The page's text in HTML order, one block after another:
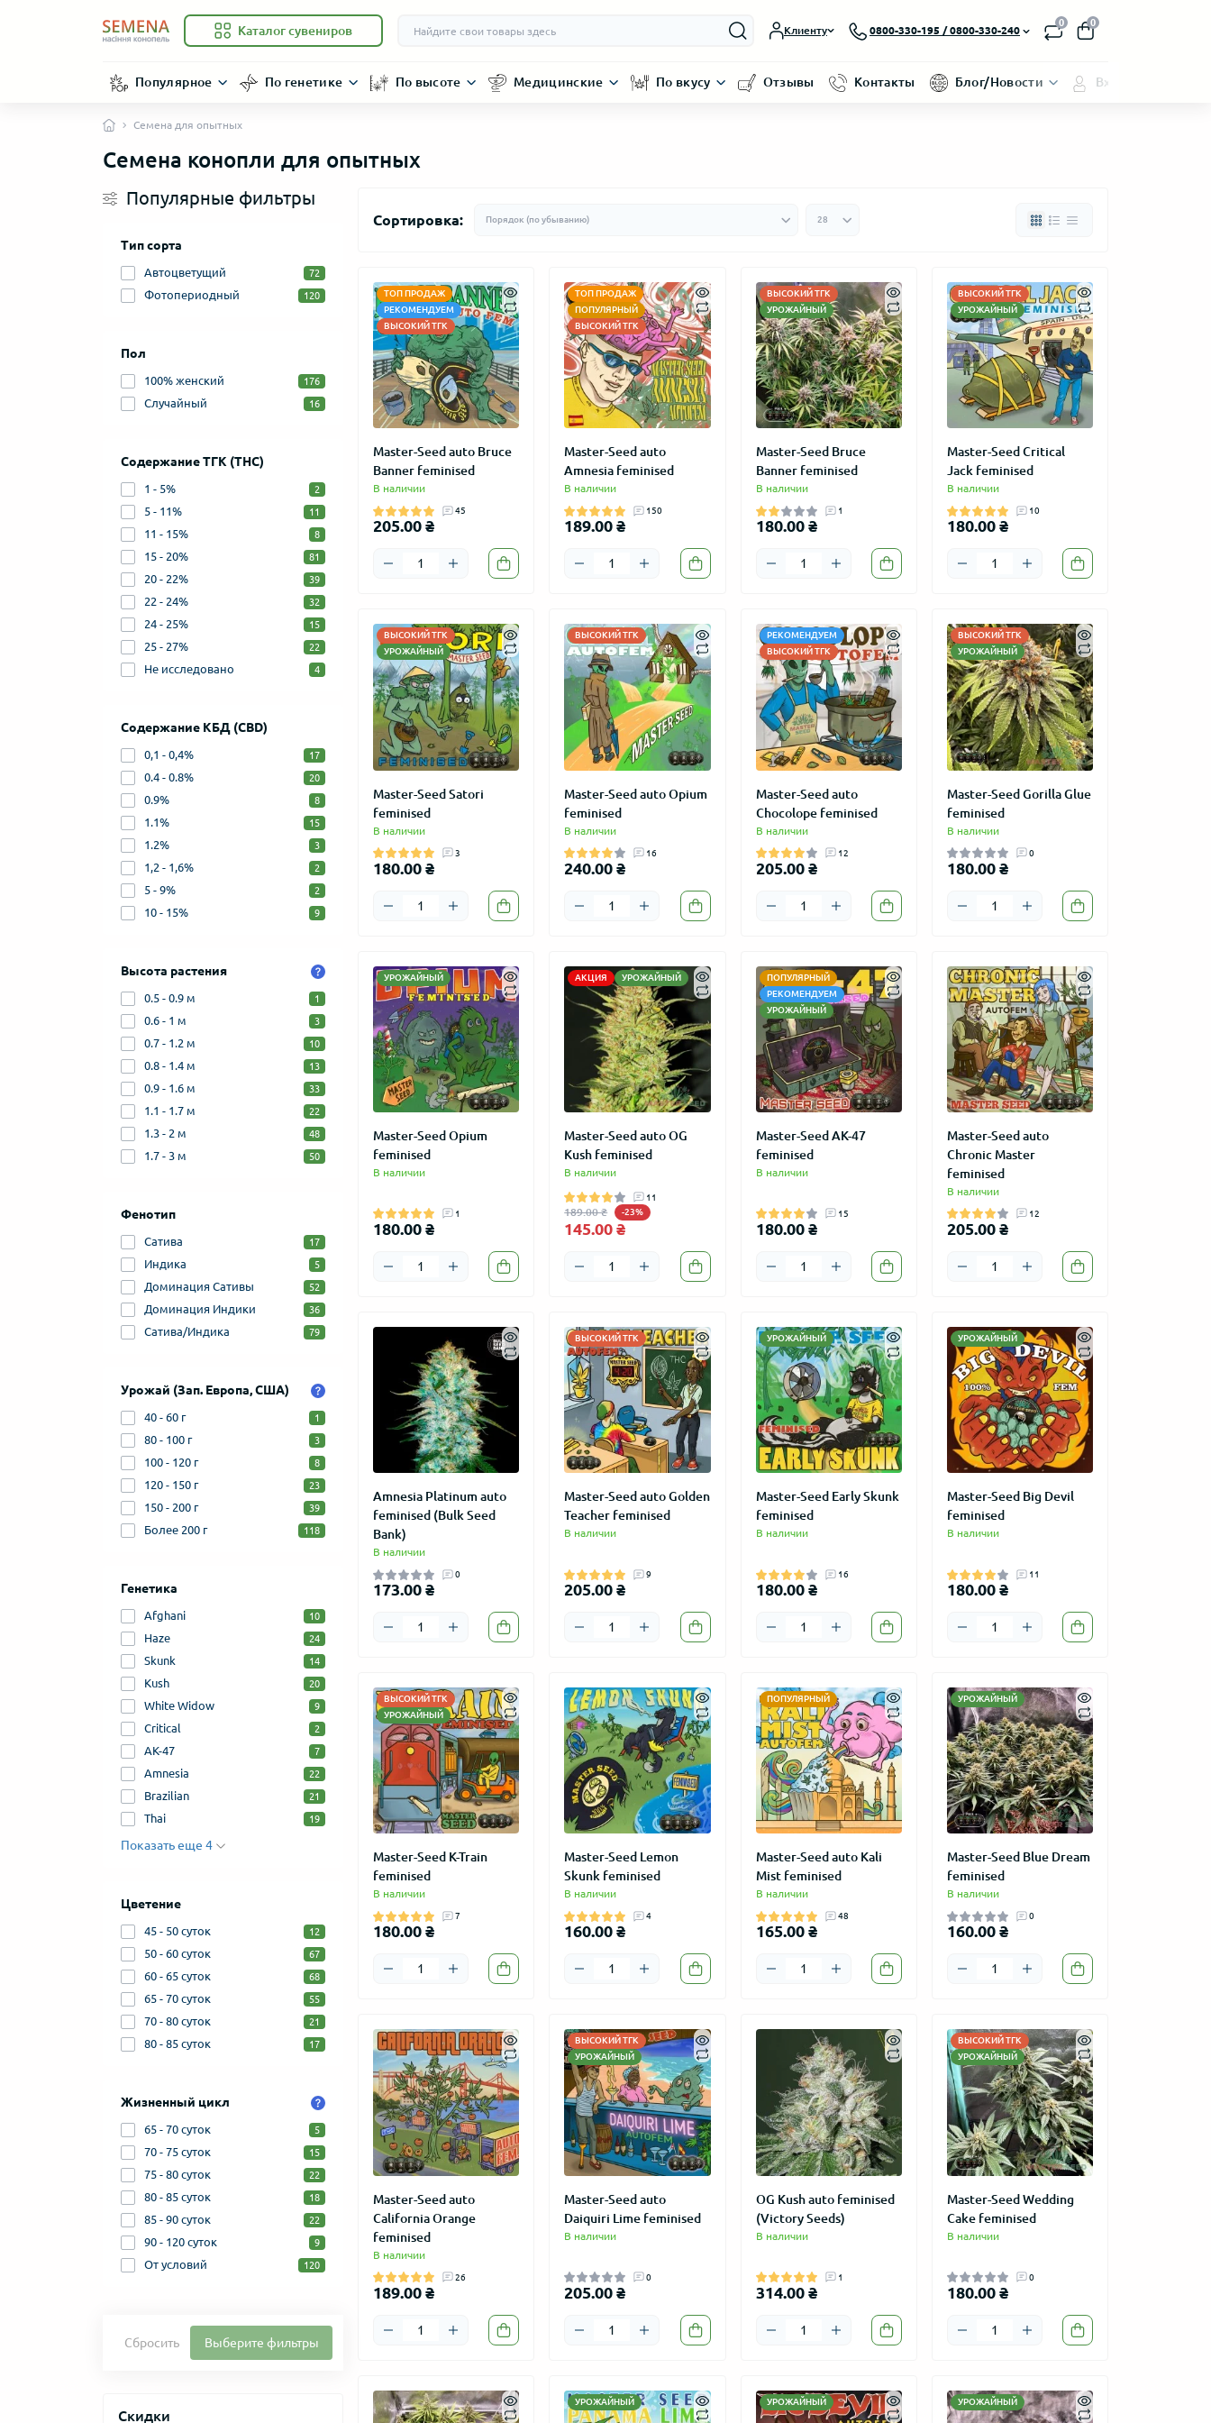
Каталог сувениров Клиенту 0800-330-195 / 0800-330-240
0 0
Популярное По генетике По высоте Медицинские По вкусу Отзывы Контакты Блог/Новости Вход/
Семена для опытных
Семена конопли для опытных
Популярные фильтры
Тип сорта
Автоцветущий 72
Фотопериодный 120
Пол
100% женский 176
Случайный 16
Содержание ТГК (THC)
1 - 5% 2
5 - 11% 11
11 - 15% 8
15 - 20% 81
20 - 22% 39
22 - 24% 32
24 - 25% 15
25 - 27% 22
Не исследовано 4
Содержание КБД (CBD)
0,1 - 0,4% 17
0.4 - 0.8% 20
0.9% 8
1.1% 15
1.2% 3
1,2 - 1,6% 2
5 - 9% 2
10 - 15% 9
Высота растения
0.5 - 0.9 м 1
0.6 - 1 м 3
0.7 - 1.2 м 10
0.8 - 1.4 м 13
0.9 - 1.6 м 33
1.1 - 1.7 м 22
1.3 - 2 м 48
1.7 - 3 м 50
Фенотип
Сатива 17
Индика 5
Доминация Сативы 52
Доминация Индики 36
Сатива/Индика 79
Урожай (Зап. Европа, США)
40 - 60 г 1
80 - 100 г 3
100 - 120 г 8
120 - 150 г 23
150 - 200 г 39
Более 200 г 118
Генетика
Afghani 10
Haze 24
Skunk 14
Kush 20
White Widow 9
Critical 2
AK-47 7
Amnesia 22
Brazilian 21
Thai 19
Показать еще 4
Цветение
45 - 50 суток 12
50 - 60 суток 67
60 - 65 суток 68
65 - 70 суток 55
70 - 80 суток 21
80 - 85 суток 17
Жизненный цикл
65 - 70 суток 5
70 - 75 суток 15
75 - 80 суток 22
80 - 85 суток 18
85 - 90 суток 22
90 - 120 суток 9
От условий 120
Сбросить Выберите фильтры
Скидки
Сортировка:
ТОП ПРОДАЖ
РЕКОМЕНДУЕМ
ВЫСОКИЙ ТГК
Master-Seed auto Bruce
Banner feminised
В наличии
45
205.00 ₴
ТОП ПРОДАЖ
ПОПУЛЯРНЫЙ
ВЫСОКИЙ ТГК
Master-Seed auto
Amnesia feminised
В наличии
150
189.00 ₴
ВЫСОКИЙ ТГК
УРОЖАЙНЫЙ
Master-Seed Bruce
Banner feminised
В наличии
1
180.00 ₴
ВЫСОКИЙ ТГК
УРОЖАЙНЫЙ
Master-Seed Critical
Jack feminised
В наличии
10
180.00 ₴
ВЫСОКИЙ ТГК
УРОЖАЙНЫЙ
Master-Seed Satori
feminised
В наличии
3
180.00 ₴
ВЫСОКИЙ ТГК
Master-Seed auto Opium
feminised
В наличии
16
240.00 ₴
РЕКОМЕНДУЕМ
ВЫСОКИЙ ТГК
Master-Seed auto
Chocolope feminised
В наличии
12
205.00 ₴
ВЫСОКИЙ ТГК
УРОЖАЙНЫЙ
Master-Seed Gorilla Glue
feminised
В наличии
0
180.00 ₴
УРОЖАЙНЫЙ
Master-Seed Opium
feminised
В наличии
1
180.00 ₴
АКЦИЯ УРОЖАЙНЫЙ
Master-Seed auto OG
Kush feminised
В наличии
11
189.00 ₴ -23%
145.00 ₴
ПОПУЛЯРНЫЙ
РЕКОМЕНДУЕМ
УРОЖАЙНЫЙ
Master-Seed АК-47
feminised
В наличии
15
180.00 ₴
Master-Seed auto
Chronic Master
feminised
В наличии
12
205.00 ₴
Amnesia Platinum auto
feminised (Bulk Seed
Bank)
В наличии
0
173.00 ₴
ВЫСОКИЙ ТГК
Master-Seed auto Golden
Teacher feminised
В наличии
9
205.00 ₴
УРОЖАЙНЫЙ
Master-Seed Early Skunk
feminised
В наличии
16
180.00 ₴
УРОЖАЙНЫЙ
Master-Seed Big Devil
feminised
В наличии
11
180.00 ₴
ВЫСОКИЙ ТГК
УРОЖАЙНЫЙ
Master-Seed K-Train
feminised
В наличии
7
180.00 ₴
Master-Seed Lemon
Skunk feminised
В наличии
4
160.00 ₴
ПОПУЛЯРНЫЙ
Master-Seed auto Kali
Mist feminised
В наличии
48
165.00 ₴
УРОЖАЙНЫЙ
Master-Seed Blue Dream
feminised
В наличии
0
160.00 ₴
Master-Seed auto
California Orange
feminised
В наличии
26
189.00 ₴
ВЫСОКИЙ ТГК
УРОЖАЙНЫЙ
Master-Seed auto
Daiquiri Lime feminised
В наличии
0
205.00 ₴
OG Kush auto feminised
(Victory Seeds)
В наличии
1
314.00 ₴
ВЫСОКИЙ ТГК
УРОЖАЙНЫЙ
Master-Seed Wedding
Cake feminised
В наличии
0
180.00 ₴
УРОЖАЙНЫЙ УРОЖАЙНЫЙ УРОЖАЙНЫЙ